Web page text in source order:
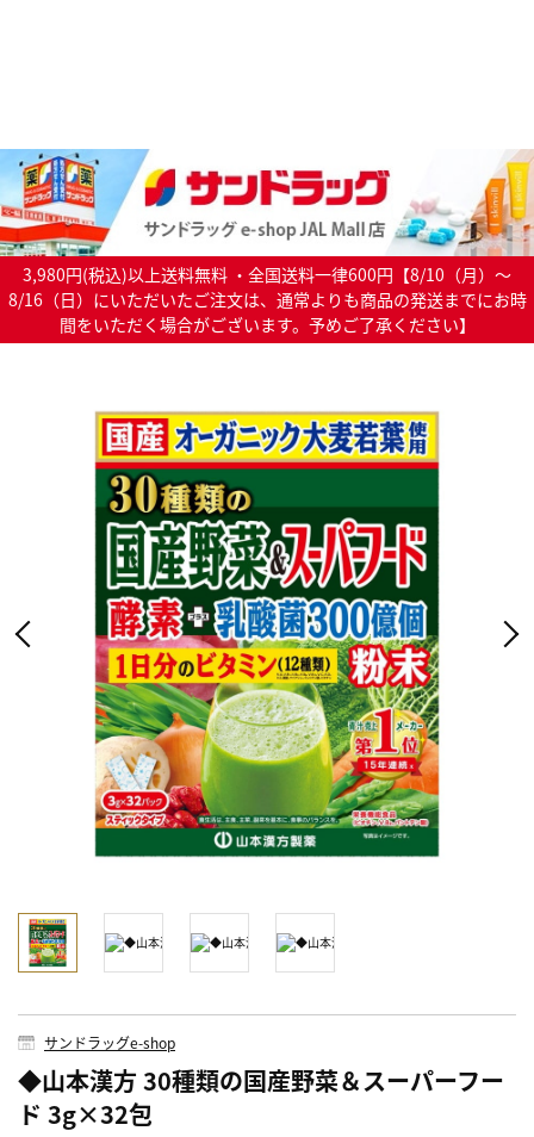
3,980円(税込)以上送料無料 ・全国送料一律600円【8/10（月）～
8/16（日）にいただいたご注文は、通常よりも商品の発送までにお時
間をいただく場合がございます。予めご了承ください】
サンドラッグe-shop
◆山本漢方 30種類の国産野菜＆スーパーフー
ド 3g×32包